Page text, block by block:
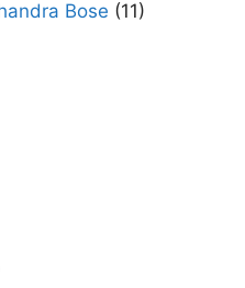
Bose (11)